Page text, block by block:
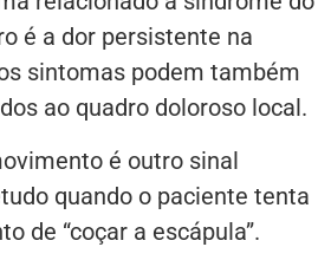
é a dor persistente na
sintomas podem também
ao quadro doloroso local.
é outro sinal
quando o paciente tenta
de “coçar a escápula”.